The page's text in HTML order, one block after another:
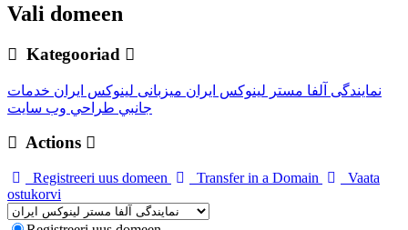
Vali domeen
Kategooriad
نمایندگی آلفا مستر لینوکس ایران میزبانی لینوکس ایران خدمات
جانبي طراحي وب سايت
Actions
Registreeri uus domeen Transfer in a Domain
Vaata
ostukorvi